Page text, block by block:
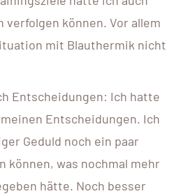
verfolgen können. Vor allem
mit Blauthermik nicht
Entscheidungen: Ich hatte
Entscheidungen. Ich
Geduld noch ein paar
können, was nochmal mehr
hätte. Noch besser